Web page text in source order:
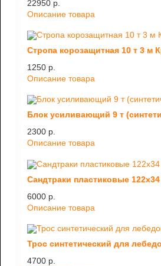
22950 p.
Описание товара
Стропа корозащитная 10 т 3 м
1250 p.
Описание товара
Блок усиливающий 9 т
2300 p.
Описание товара
Сандтраки пластиковые
6000 p.
Описание товара
Трос синтетический для
4700 p.